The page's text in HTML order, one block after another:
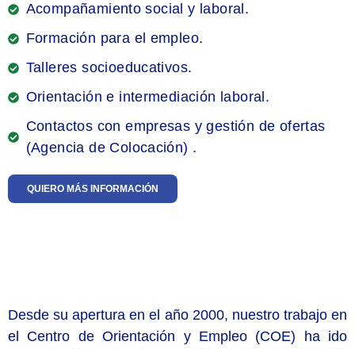
Acompañamiento social y laboral.
Formación para el empleo.
Talleres socioeducativos.
Orientación e intermediación laboral.
Contactos con empresas y gestión de ofertas
(Agencia de Colocación) .
QUIERO MÁS INFORMACIÓN
Desde su apertura en el año 2000, nuestro trabajo en
el Centro de Orientación y Empleo (COE) ha ido